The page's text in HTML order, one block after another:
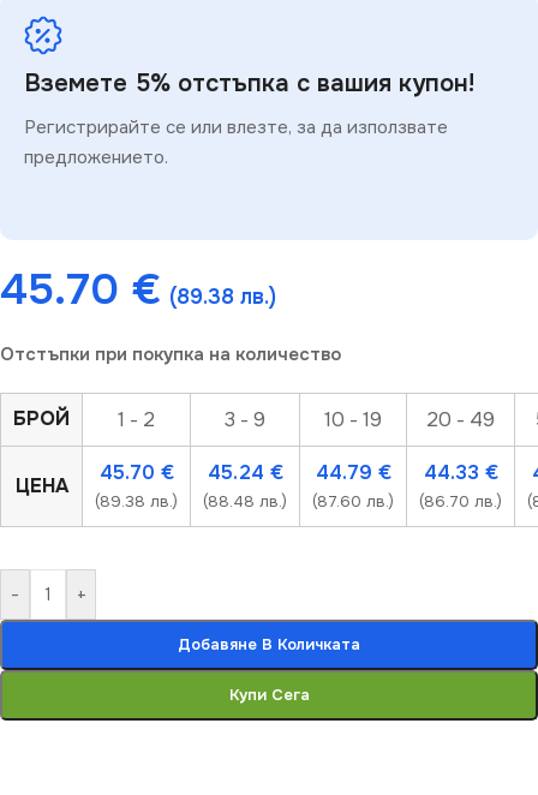
Вземете 5% отстъпка с вашия купон!
Регистрирайте се или влезте, за да използвате
предложението.
45.70 € (89.38 лв.)
Отстъпки при покупка на количество
БРОЙ 1 - 2 3 - 9 10 - 19 20 - 49
ЦЕНА
45.70 €
(89.38 лв.)
45.24 €
(88.48 лв.)
44.79 €
(87.60 лв.)
44.33 €
(86.70 лв.)
- +
Добавяне В Количката
Купи Сега